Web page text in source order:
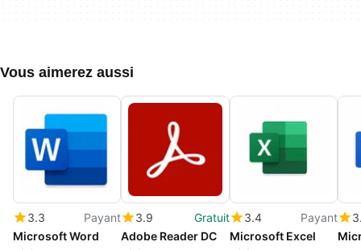
Vous aimerez aussi
3.3
Payant
Microsoft Word
3.9
Gratuit
Adobe Reader DC
3.4
Payant
Microsoft Excel